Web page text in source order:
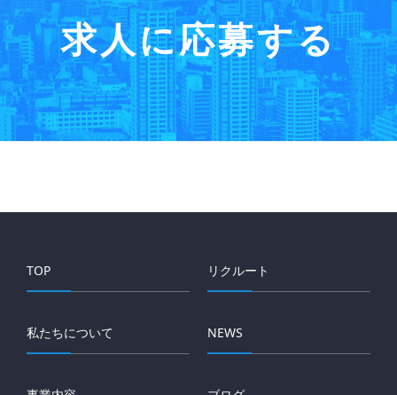
求人に応募する
TOP
私たちについて
リクルート
NEWS